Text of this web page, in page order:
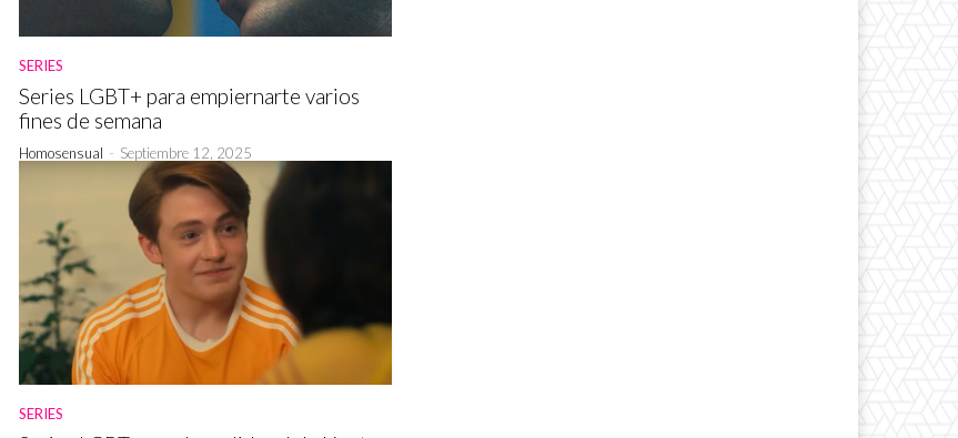
SERIES
Series LGBT+ para empiernarte varios
fines de semana
Homosensual - Septiembre 12, 2025
SERIES